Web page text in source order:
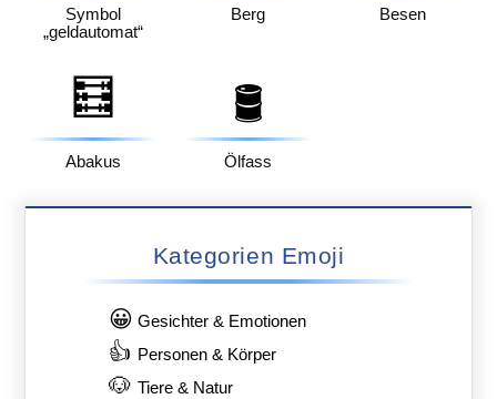
Symbol
„geldautomat“
Berg Besen
🧮
Abakus
🛢️
Ölfass
Kategorien Emoji
😀 Gesichter & Emotionen
👍 Personen & Körper
🐶 Tiere & Natur